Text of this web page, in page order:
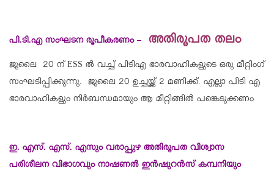
പി.ടി.എ സംഘടന രൂപീകരണം – അതിരൂപത തലം
ജൂലൈ 20 ന് ESS ല്‍ വച്ച് പിടിഎ ഭാരവാഹികളുടെ ഒരു മീറ്റിംഗ്
സംഘടിപ്പിക്കുന്നു. ജൂലൈ 20 ഉച്ചയ്ക്ക് 2 മണിക്ക്. എല്ലാ പിടി എ
ഭാരവാഹികളും നിര്‍ബന്ധമായും ആ മീറ്റിങ്ങില്‍ പങ്കെടുക്കണം
ഇ. എസ്. എസ്. എസും വരാപ്പുഴ അതിരൂപത വിശ്വാസ
പരിശീലന വിഭാഗവും നാഷണല്‍ ഇന്‍ഷുറന്‍സ് കമ്പനിയും